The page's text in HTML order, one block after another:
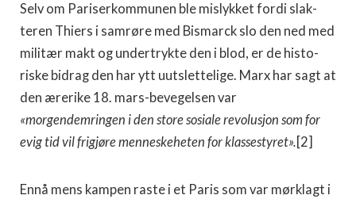
Selv om Pariserkommunen ble mislykket fordi slak­
teren Thiers i samrøre med Bismarck slo den ned med
militær makt og undertrykte den i blod, er de histo­
riske bidrag den har ytt uutslettelige. Marx har sagt at
den ærerike 18. mars-bevegelsen var
«morgendemringen i den store sosiale revolusjon som for
evig tid vil frigjøre menneskeheten for klassestyret». [2]
Ennå mens kampen raste i et Paris som var mørklagt i